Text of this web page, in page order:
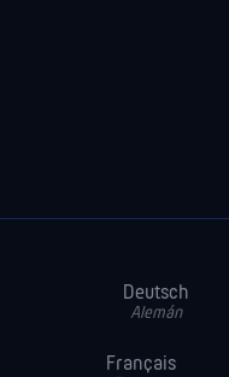
Deutsch
Alemán
Français